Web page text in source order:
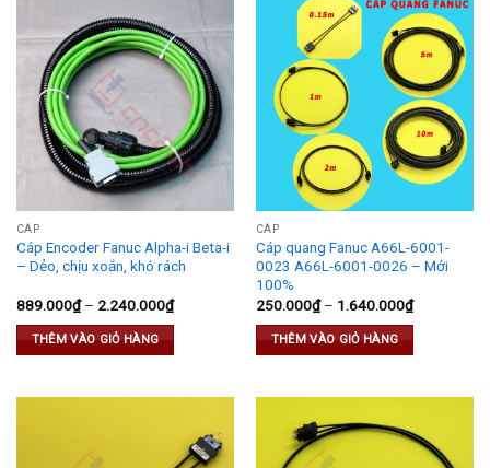
CÁP
Cáp Encoder Fanuc Alpha-i Beta-i
– Dẻo, chịu xoắn, khó rách
889.000₫– 2.240.000₫
THÊM VÀO GIỎ HÀNG
CÁP
Cáp quang Fanuc A66L-6001-
0023 A66L-6001-0026 – Mới
100%
250.000₫– 1.640.000₫
THÊM VÀO GIỎ HÀNG